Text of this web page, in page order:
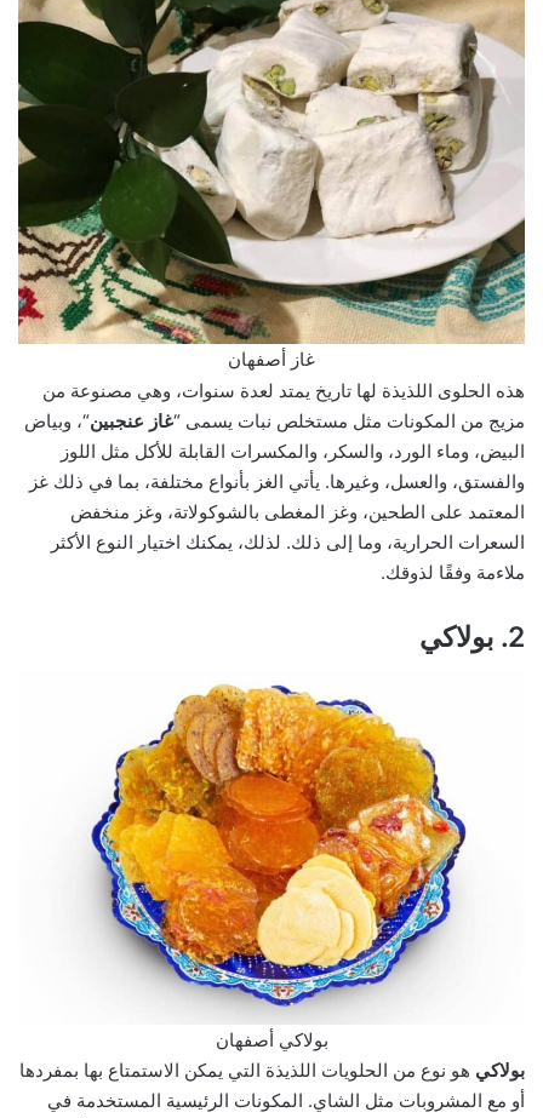
غاز أصفهان
هذه الحلوى اللذيذة لها تاريخ يمتد لعدة سنوات، وهي مصنوعة من
مزيج من المكونات مثل مستخلص نبات يسمى “غاز عنجبين“، وبياض
البيض، وماء الورد، والسكر، والمكسرات القابلة للأكل مثل اللوز
والفستق، والعسل، وغيرها. يأتي الغز بأنواع مختلفة، بما في ذلك غز
المعتمد على الطحين، وغز المغطى بالشوكولاتة، وغز منخفض
السعرات الحرارية، وما إلى ذلك. لذلك، يمكنك اختيار النوع الأكثر
ملاءمة وفقًا لذوقك.
2. بولاكي
بولاكي أصفهان
بولاكي هو نوع من الحلويات اللذيذة التي يمكن الاستمتاع بها بمفردها
أو مع المشروبات مثل الشاي. المكونات الرئيسية المستخدمة في